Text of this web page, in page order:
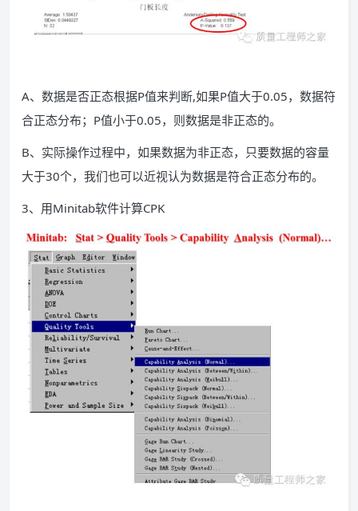
A、数据是否正态根据P值来判断,如果P值大于0.05，数据符
合正态分布；P值小于0.05，则数据是非正态的。
B、实际操作过程中，如果数据为非正态，只要数据的容量
大于30个，我们也可以近视认为数据是符合正态分布的。
3、用Minitab软件计算CPK